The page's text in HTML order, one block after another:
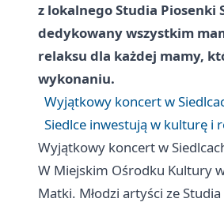
z lokalnego Studia Piosenki
dedykowany wszystkim
relaksu dla każdej mamy,
wykonaniu.
Wyjątkowy koncert w
Siedlce inwestują w kulturę i
Wyjątkowy koncert w
W Miejskim Ośrodku Kultury
Matki. Młodzi artyści ze